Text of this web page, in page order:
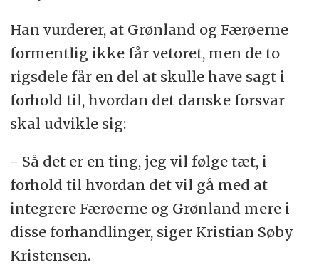
Han vurderer, at Grønland og Færøerne
formentlig ikke får vetoret, men de to
rigsdele får en del at skulle have sagt i
forhold til, hvordan det danske forsvar
skal udvikle sig:
- Så det er en ting, jeg vil følge tæt, i
forhold til hvordan det vil gå med at
integrere Færøerne og Grønland mere i
disse forhandlinger, siger Kristian Søby
Kristensen.